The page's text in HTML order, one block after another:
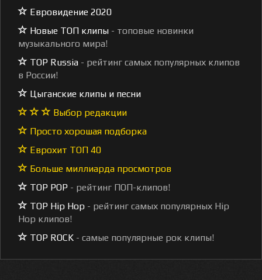
Евровидение 2020
Новые ТОП клипы - топовые новинки
музыкального мира!
TOP Russia - рейтинг самых популярных клипов
в России!
Цыганские клипы и песни
Выбор редакции
Просто хорошая подборка
Еврохит ТОП 40
Больше миллиарда просмотров
TOP POP - рейтинг ПОП-клипов!
TOP Hip Hop - рейтинг самых популярных Hip
Hop клипов!
TOP ROCK - самые популярные рок клипы!